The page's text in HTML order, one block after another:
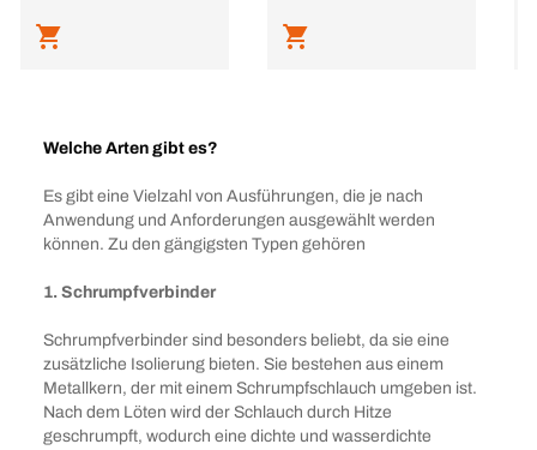
Welche Arten gibt es?
Es gibt eine Vielzahl von Ausführungen, die je nach
Anwendung und Anforderungen ausgewählt werden
können. Zu den gängigsten Typen gehören
1. Schrumpfverbinder
Schrumpfverbinder sind besonders beliebt, da sie eine
zusätzliche Isolierung bieten. Sie bestehen aus einem
Metallkern, der mit einem Schrumpfschlauch umgeben ist.
Nach dem Löten wird der Schlauch durch Hitze
geschrumpft, wodurch eine dichte und wasserdichte